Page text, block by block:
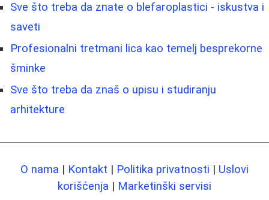
Sve što treba da znate o blefaroplastici - iskustva i
saveti
Profesionalni tretmani lica kao temelj besprekorne
šminke
Sve što treba da znaš o upisu i studiranju
arhitekture
O nama | Kontakt | Politika privatnosti | Uslovi
korišćenja | Marketinški servisi